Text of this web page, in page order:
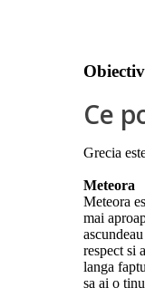
Ce
Grecia
Meteora
Meteora
mai
respect si
langa
sa ai o